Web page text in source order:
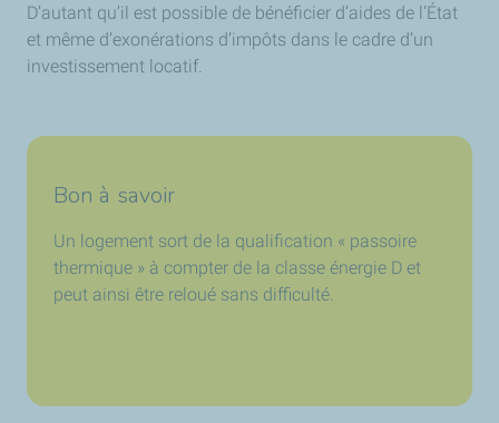
D’autant qu’il est possible de bénéficier d’aides de l’État
et même d’exonérations d’impôts dans le cadre d’un
investissement locatif.
Bon à savoir
Un logement sort de la qualification « passoire
thermique » à compter de la classe énergie D et
peut ainsi être reloué sans difficulté.